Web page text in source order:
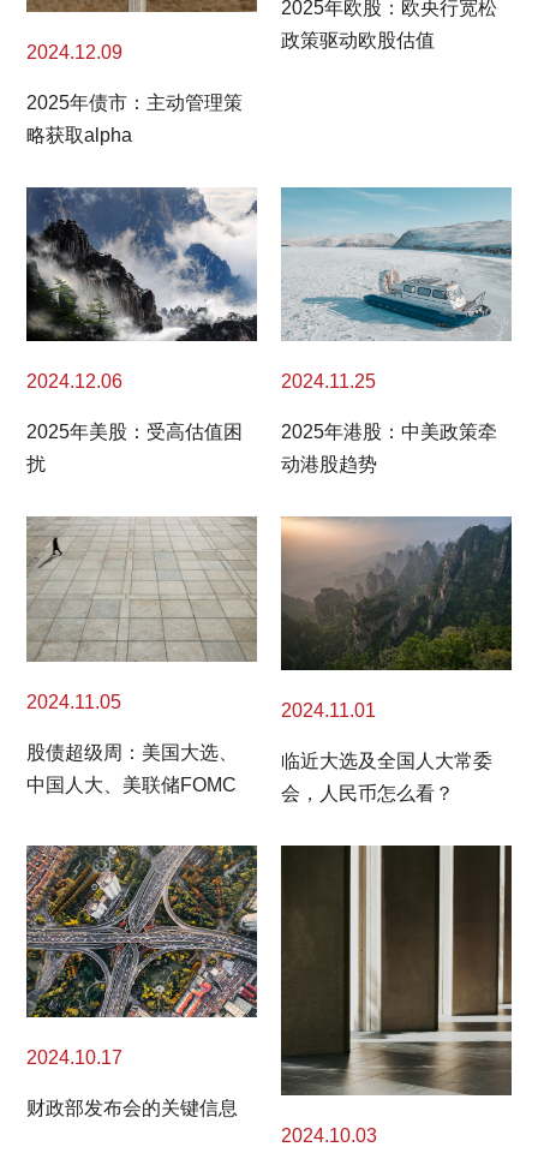
2024.12.09
2025年债市：主动管理策
略获取alpha
2025年欧股：欧央行宽松
政策驱动欧股估值
2024.12.06
2025年美股：受高估值困
扰
2024.11.25
2025年港股：中美政策牵
动港股趋势
2024.11.05
股债超级周：美国大选、
中国人大、美联储FOMC
2024.11.01
临近大选及全国人大常委
会，人民币怎么看？
2024.10.17
财政部发布会的关键信息
2024.10.03